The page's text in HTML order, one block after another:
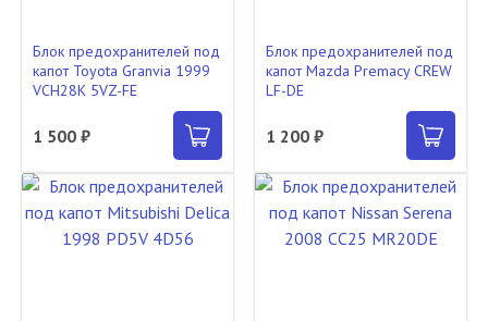
Блок предохранителей под
капот Toyota Granvia 1999
VCH28K 5VZ-FE
1 500 ₽
Блок предохранителей под
капот Mazda Premacy CREW
LF-DE
1 200 ₽